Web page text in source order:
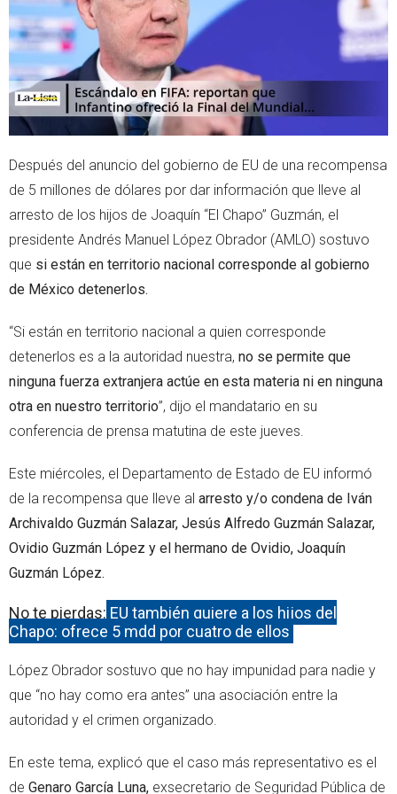
p
Después del anuncio del gobierno de EU de una recompensa
de 5 millones de dólares por dar información que lleve al
arresto de los hijos de Joaquín “El Chapo” Guzmán, el
presidente Andrés Manuel López Obrador (AMLO) sostuvo
que si están en territorio nacional corresponde al gobierno
de México detenerlos.
“Si están en territorio nacional a quien corresponde
detenerlos es a la autoridad nuestra, no se permite que
ninguna fuerza extranjera actúe en esta materia ni en ninguna
otra en nuestro territorio”, dijo el mandatario en su
conferencia de prensa matutina de este jueves.
Este miércoles, el Departamento de Estado de EU informó
de la recompensa que lleve al arresto y/o condena de Iván
Archivaldo Guzmán Salazar, Jesús Alfredo Guzmán Salazar,
Ovidio Guzmán López y el hermano de Ovidio, Joaquín
Guzmán López.
No te pierdas: EU también quiere a los hijos del
Chapo: ofrece 5 mdd por cuatro de ellos
López Obrador sostuvo que no hay impunidad para nadie y
que “no hay como era antes” una asociación entre la
autoridad y el crimen organizado.
En este tema, explicó que el caso más representativo es el
de Genaro García Luna, exsecretario de Seguridad Pública de